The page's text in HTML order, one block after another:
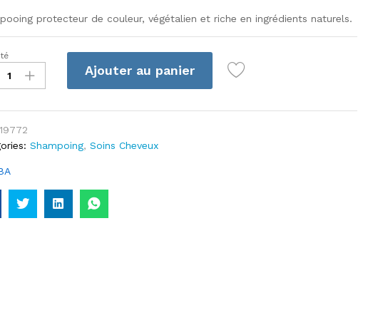
protecteur de couleur, végétalien et riche en ingrédients naturels.
Ajouter au panier
19772
Shampoing, Soins Cheveux